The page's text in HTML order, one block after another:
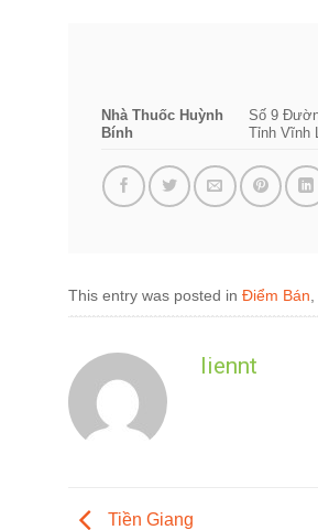
Nhà Thuốc Huỳnh
Bính
Số 9
Tỉnh Vĩnh
This entry was posted in Điểm Bán
liennt
Tiền Giang